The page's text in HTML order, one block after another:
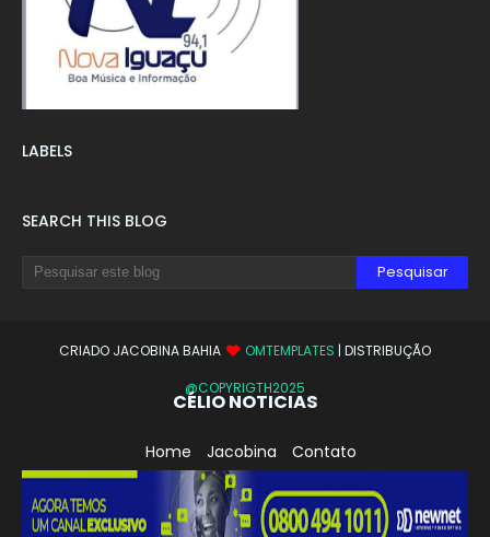
LABELS
SEARCH THIS BLOG
CRIADO JACOBINA BAHIA OMTEMPLATES | DISTRIBUÇÃO
@COPYRIGTH2025
CÉLIO NOTICIAS
Home Jacobina Contato